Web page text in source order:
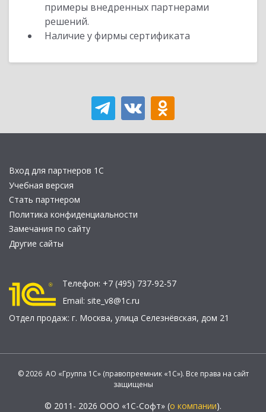
примеры внедренных партнерами
решений.
Наличие у фирмы сертификата
Вход для партнеров 1С
Учебная версия
Стать партнером
Политика конфиденциальности
Замечания по сайту
Другие сайты
Телефон: +7 (495) 737-92-57
Email: site_v8@1c.ru
Отдел продаж: г. Москва, улица Селезнёвская, дом 21
© 2026 АО «Группа 1С» (правопреемник «1С»). Все права на сайт
защищены
© 2011- 2026 ООО «1С-Софт» (о компании).